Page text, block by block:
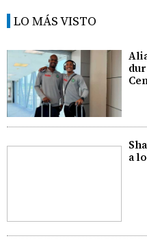
LO MÁS VISTO
a